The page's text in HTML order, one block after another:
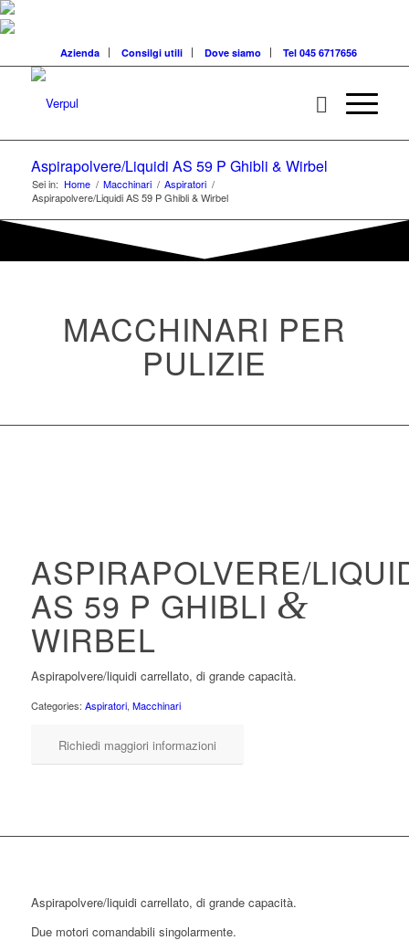
Azienda Consilgi utili Dove siamo Tel 045 6717656
Aspirapolvere/Liquidi AS 59 P Ghibli & Wirbel
Sei in: Home / Macchinari / Aspiratori /
Aspirapolvere/Liquidi AS 59 P Ghibli & Wirbel
MACCHINARI PER
PULIZIE
ASPIRAPOLVERE/
AS 59 P GHIBLI &
WIRBEL
Aspirapolvere/liquidi carrellato, di grande capacità.
Categories: Aspiratori, Macchinari
Richiedi maggiori informazioni
Aspirapolvere/liquidi carrellato, di grande capacità.
Due motori comandabili singolarmente.